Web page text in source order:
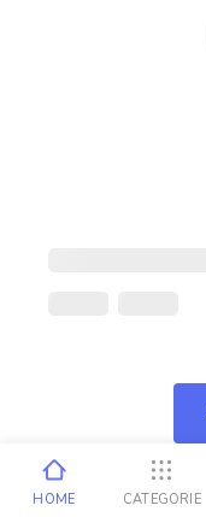
HOME CATEGORIE